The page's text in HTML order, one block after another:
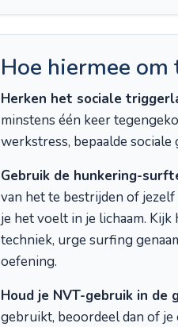
Hoe hiermee om
Herken het sociale
minstens één keer
werkstress, bepaalde
Gebruik de hunkering-
van het te bestrijden of
je het voelt in je lichaam.
techniek, urge surfing
oefening.
Houd je NVT-gebruik in
gebruikt, beoordeel dan of je